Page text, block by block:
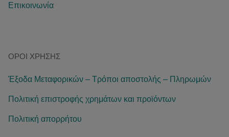
Επικοινωνία
ΌΡΟΙ ΧΡΉΣΗΣ
Έξοδα Μεταφορικών – Τρόποι αποστολής – Πληρωμών
Πολιτική επιστροφής χρημάτων και προϊόντων
Πολιτική απορρήτου